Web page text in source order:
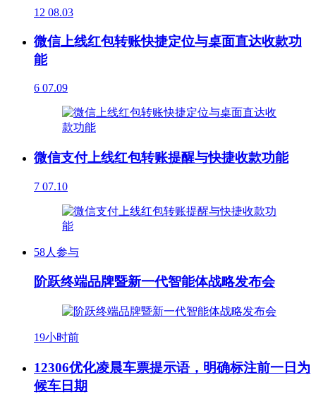
12 08.03
微信上线红包转账快捷定位与桌面直达收款功
能
6 07.09
微信支付上线红包转账提醒与快捷收款功能
7 07.10
58人参与
阶跃终端品牌暨新一代智能体战略发布会
19小时前
12306优化凌晨车票提示语，明确标注前一日为
候车日期